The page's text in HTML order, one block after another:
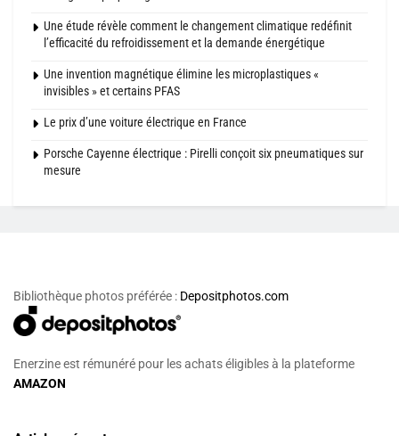
Une étude révèle comment le changement climatique redéfinit
l’efficacité du refroidissement et la demande énergétique
Une invention magnétique élimine les microplastiques «
invisibles » et certains PFAS
Le prix d’une voiture électrique en France
Porsche Cayenne électrique : Pirelli conçoit six pneumatiques sur
mesure
Bibliothèque photos préférée : Depositphotos.com
Enerzine est rémunéré pour les achats éligibles à la plateforme
AMAZON